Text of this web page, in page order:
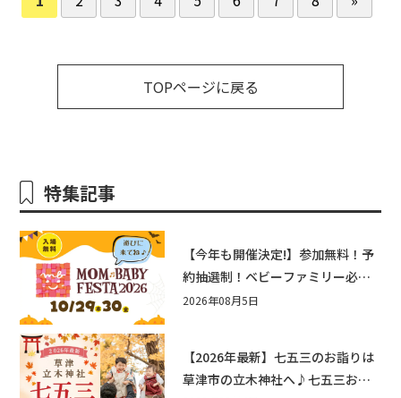
TOPページに戻る
特集記事
【今年も開催決定!】参加無料！予
約抽選制！ベビーファミリー必見
☆入場無料☆10/29(木)30(金)ママ
2026年08月5日
【2026年最新】七五三のお詣りは
草津市の立木神社へ♪七五三お祝